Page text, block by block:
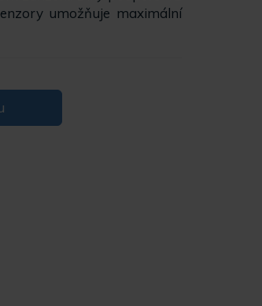
umožňuje maximální